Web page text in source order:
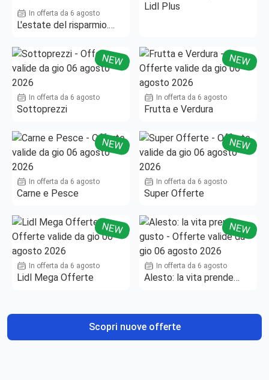
In offerta da 6 agosto
L'estate del risparmio.
Lidl Plus
NEW
In offerta da 6 agosto
Sottoprezzi
NEW
In offerta da 6 agosto
Frutta e Verdura
NEW
In offerta da 6 agosto
Carne e Pesce
NEW
In offerta da 6 agosto
Super Offerte
NEW
In offerta da 6 agosto
Lidl Mega Offerte
NEW
In offerta da 6 agosto
Alesto: la vita prende
Scopri nuove offerte